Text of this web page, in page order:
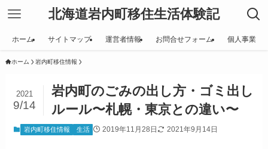
北海道岩内町移住生活体験記
ホーム サイトマップ 運営者情報 お問合せフォーム 個人事業
ホーム 岩内町移住情報
岩内町のごみの出し方・ゴミ出し
ルール〜札幌・東京との違い〜
2021
9/14
岩内町移住情報 生活 2019年11月28日 2021年9月14日